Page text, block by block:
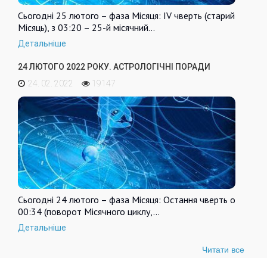
Сьогодні 25 лютого – фаза Місяця: IV чверть (старий
Місяць), з 03:20 – 25-й місячний…
Детальніше
24 ЛЮТОГО 2022 РОКУ. АСТРОЛОГІЧНІ ПОРАДИ
24. 02. 2022
19147
Сьогодні 24 лютого – фаза Місяця: Остання чверть о
00:34 (поворот Місячного циклу,…
Детальніше
Читати все